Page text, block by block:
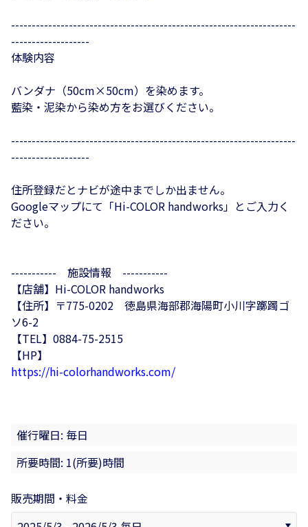
---------------------------------------------------------------------
-------------------
体験内容
バンダナ（50cm×50cm）を染めます。
藍染・泥染から染め方をお選びください。
---------------------------------------------------------------------
-------------------
住所登録だとナビが途中までしか出ません。
Googleマップにて「Hi-COLOR handworks」とご入力く
ださい。
----------- 施設情報 -----------
【店舗】Hi-COLOR handworks
【住所】〒775-0202 徳島県海部郡海陽町小川字躑躅ゴ
ソ6-2
【TEL】0884-75-2515
【HP】
https://hi-colorhandworks.com/
催行曜日: 毎日
所要時間: 1(所要)時間
販売期間・料金